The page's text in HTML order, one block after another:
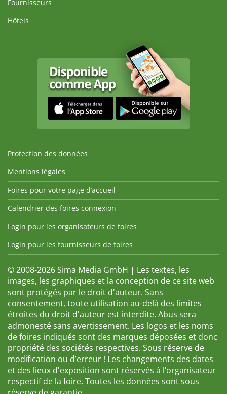
Fournisseurs
Hôtels
Protection des données
Mentions légales
Foires pour votre page d’accueil
Calendrier des foires connexion
Login pour les organisateurs de foires
Login pour les fournisseurs de foires
© 2008-2026 Sima Media GmbH | Les textes, les
images, les graphiques et la conception de ce site web
sont protégés par le droit d'auteur. Sans
consentement, toute utilisation au-delà des limites
étroites du droit d'auteur est interdite. Abus sera
admonesté sans avertissement. Les logos et les noms
de foires indiqués sont des marques déposées et donc
propriété des sociétés respectives. Sous réserve de
modification ou d’erreur ! Les changements des dates
et des lieux d'exposition sont réservés à l’organisateur
respectif de la foire. Toutes les données sont sous